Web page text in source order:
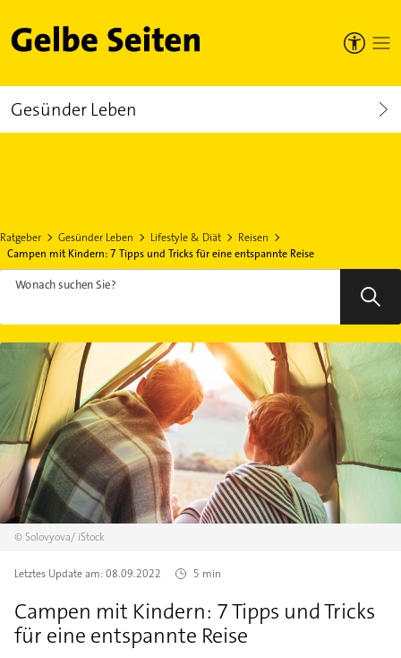
Gelbe Seiten
Gesünder Leben
Ratgeber Gesünder Leben Lifestyle & Diät
Reisen
Campen mit Kindern: 7 Tipps und Tricks für eine entspannte Reise
Wonach suchen Sie?
©Solovyova/ iStock
Letztes Update am:08.09.2022 5 min
Campen mit Kindern: 7 Tipps und Tricks
für eine entspannte Reise